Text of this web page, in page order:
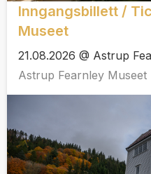
Inngangsbillett /
Museet
21.08.2026 @ Astrup
Astrup Fearnley Museet